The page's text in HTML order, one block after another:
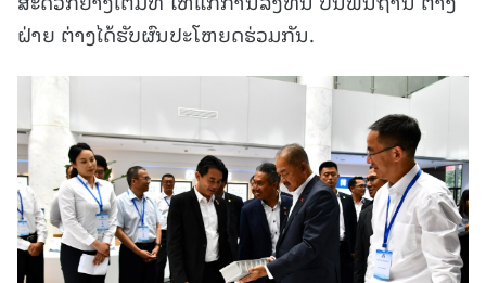
ຝ່າຍ ຕ່າງໄດ້ຮັບຜົນປະໂຫຍດຮ່ວມກັນ.